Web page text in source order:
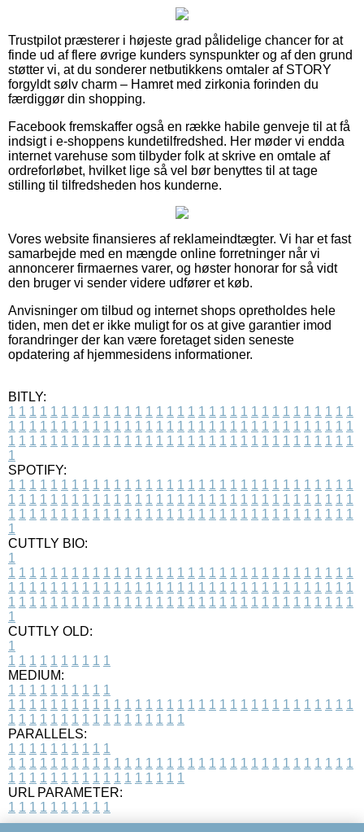
Trustpilot præsterer i højeste grad pålidelige chancer for at
finde ud af flere øvrige kunders synspunkter og af den grund
støtter vi, at du sonderer netbutikkens omtaler af STORY
forgyldt sølv charm – Hamret med zirkonia forinden du
færdiggør din shopping.
Facebook fremskaffer også en række habile genveje til at få
indsigt i e-shoppens kundetilfredshed. Her møder vi endda
internet varehuse som tilbyder folk at skrive en omtale af
ordreforløbet, hvilket lige så vel bør benyttes til at tage
stilling til tilfredsheden hos kunderne.
Vores website finansieres af reklameindtægter. Vi har et fast
samarbejde med en mængde online forretninger når vi
annoncerer firmaernes varer, og høster honorar for så vidt
den bruger vi sender videre udfører et køb.
Anvisninger om tilbud og internet shops opretholdes hele
tiden, men det er ikke muligt for os at give garantier imod
forandringer der kan være foretaget siden seneste
opdatering af hjemmesidens informationer.
BITLY:
1 1 1 1 1 1 1 1 1 1 1 1 1 1 1 1 1 1 1 1 1 1 1 1 1 1 1 1 1 1 1 1 1
1 1 1 1 1 1 1 1 1 1 1 1 1 1 1 1 1 1 1 1 1 1 1 1 1 1 1 1 1 1 1 1 1
1 1 1 1 1 1 1 1 1 1 1 1 1 1 1 1 1 1 1 1 1 1 1 1 1 1 1 1 1 1 1 1 1
1
SPOTIFY:
1 1 1 1 1 1 1 1 1 1 1 1 1 1 1 1 1 1 1 1 1 1 1 1 1 1 1 1 1 1 1 1 1
1 1 1 1 1 1 1 1 1 1 1 1 1 1 1 1 1 1 1 1 1 1 1 1 1 1 1 1 1 1 1 1 1
1 1 1 1 1 1 1 1 1 1 1 1 1 1 1 1 1 1 1 1 1 1 1 1 1 1 1 1 1 1 1 1 1
1
CUTTLY BIO:
1
1 1 1 1 1 1 1 1 1 1 1 1 1 1 1 1 1 1 1 1 1 1 1 1 1 1 1 1 1 1 1 1 1
1 1 1 1 1 1 1 1 1 1 1 1 1 1 1 1 1 1 1 1 1 1 1 1 1 1 1 1 1 1 1 1 1
1 1 1 1 1 1 1 1 1 1 1 1 1 1 1 1 1 1 1 1 1 1 1 1 1 1 1 1 1 1 1 1 1
1
CUTTLY OLD:
1
1 1 1 1 1 1 1 1 1 1
MEDIUM:
1 1 1 1 1 1 1 1 1 1
1 1 1 1 1 1 1 1 1 1 1 1 1 1 1 1 1 1 1 1 1 1 1 1 1 1 1 1 1 1 1 1 1
1 1 1 1 1 1 1 1 1 1 1 1 1 1 1 1 1
PARALLELS:
1 1 1 1 1 1 1 1 1 1
1 1 1 1 1 1 1 1 1 1 1 1 1 1 1 1 1 1 1 1 1 1 1 1 1 1 1 1 1 1 1 1 1
1 1 1 1 1 1 1 1 1 1 1 1 1 1 1 1 1
URL PARAMETER:
1 1 1 1 1 1 1 1 1 1